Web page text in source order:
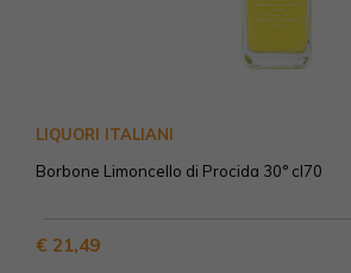
LIQUORI ITALIANI
Borbone Limoncello di Procida 30° cl70
€ 21,49